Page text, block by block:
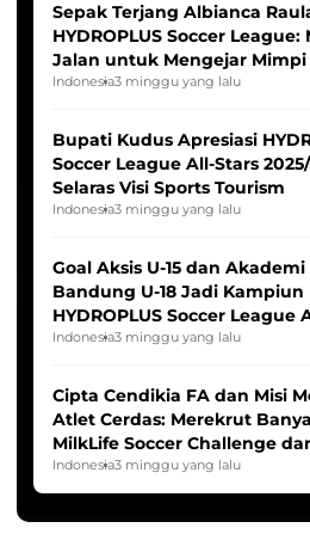
Sepak Terjang Albianca
HYDROPLUS Soccer
Jalan untuk Mengejar Mimpi
Indonesia Putri
Indonesia3 minggu yang lalu
Bupati Kudus Apresiasi
Soccer League All-Stars
Selaras Visi Sports Tourism
Indonesia3 minggu yang lalu
Goal Aksis U-15 dan
Bandung U-18 Jadi Kampiun
HYDROPLUS Soccer League
2025/2026
Indonesia3 minggu yang lalu
Cipta Cendikia FA dan Misi
Atlet Cerdas: Merekrut
MilkLife Soccer Challenge
HYDROPLUS Soccer League
Indonesia3 minggu yang lalu